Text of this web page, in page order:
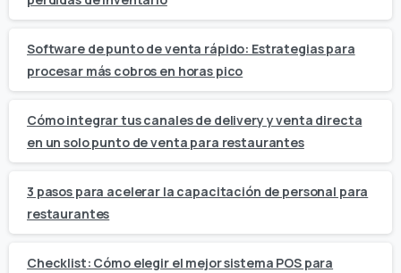
Software de punto de venta rápido: Estrategias para
procesar más cobros en horas pico
Cómo integrar tus canales de delivery y venta directa
en un solo punto de venta para restaurantes
3 pasos para acelerar la capacitación de personal para
restaurantes
Checklist: Cómo elegir el mejor sistema POS para